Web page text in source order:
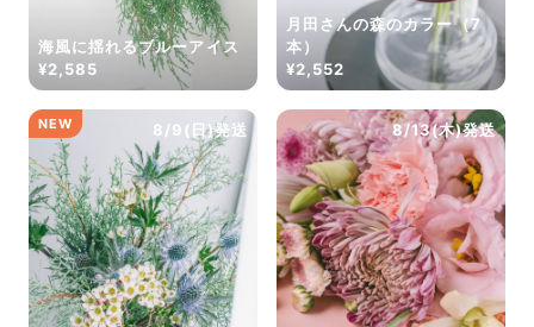
よくある質問
Q. 毎月自動でお花が届くサービスですか？
いいえ、毎月自動でお届けするサービスではありません。好
きな時に好きな花をご注文いただけます。
Q. 配送できないエリアはありますか？
ただいま沖縄・離島エリアへの配送には対応しておりませ
ん。ご了承ください。
海風に揺れるブルーアイス
¥2,585
月田さんの森のカラー（7
本）
¥2,552
8/9(日)発送
NEW 8/13(木)発送